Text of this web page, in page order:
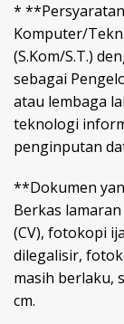
*
Komputer/
(S.Kom/S.T.)
sebagai
atau lembaga
teknologi
penginputan
**Dokumen
Berkas
(CV), fotokopi
dilegalisir,
masih berlaku,
cm.